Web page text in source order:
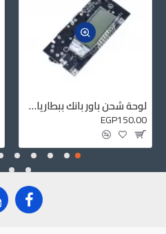
لوحة شحن باور بانك ببطاريات 18650 – تيار 2.1 أمبير، بشاشة LCD رقمية (H913-A)
EGP150.00